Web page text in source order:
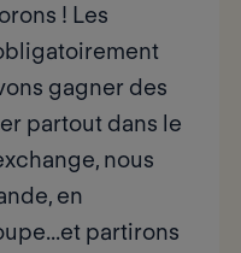
! Les
gagner des
partout dans le
nous
en
partirons